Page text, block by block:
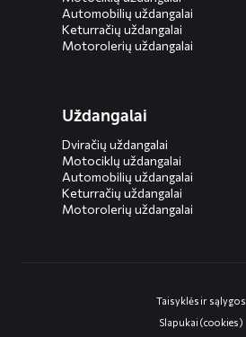
Automobilių uždangalai
Keturračių uždangalai
Motorolerių uždangalai
Uždangalai
Dviračių uždangalai
Motociklų uždangalai
Automobilių uždangalai
Keturračių uždangalai
Motorolerių uždangalai
Taisyklės ir sąlygos
Slapukai (cookies)